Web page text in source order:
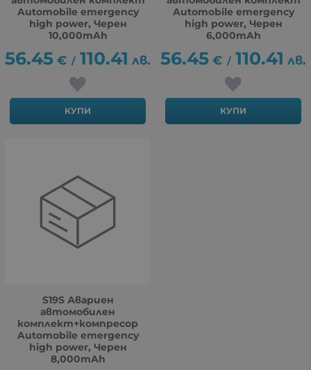
Automobile emergency
high power, Черен
10,000mAh
56.45 € / 110.41 лв.
КУПИ
Automobile emergency
high power, Черен
6,000mAh
56.45 € / 110.41 лв.
КУПИ
S19S Авариен
автомобилен
комплект+компресор
Automobile emergency
high power, Черен
8,000mAh